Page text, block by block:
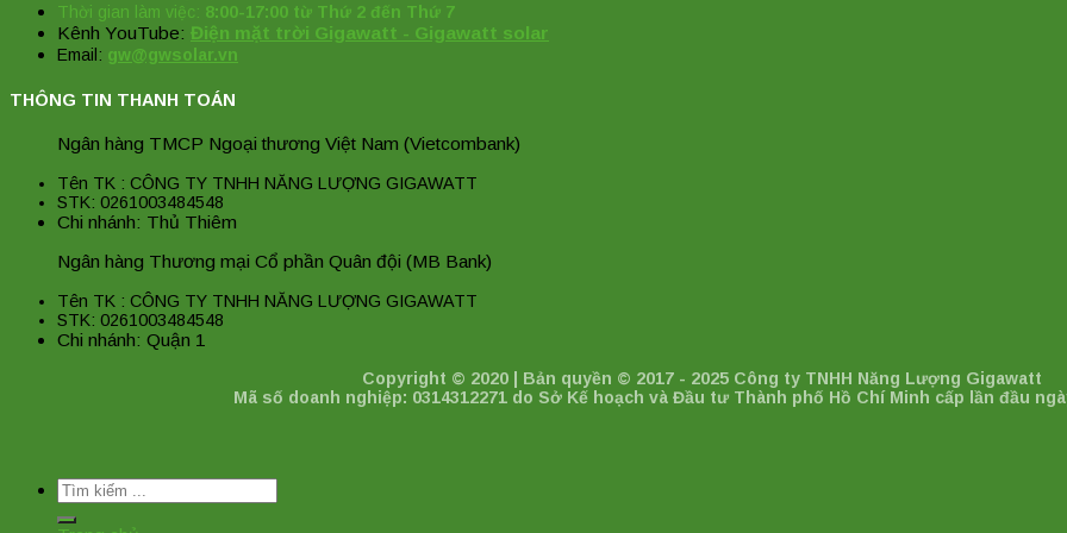
Thời gian làm việc: 8:00-17:00 từ Thứ 2 đến Thứ 7
Kênh YouTube: Điện mặt trời Gigawatt - Gigawatt solar
Email: gw@gwsolar.vn
THÔNG TIN THANH TOÁN
Ngân hàng TMCP Ngoại thương Việt Nam (Vietcombank)
Tên TK : CÔNG TY TNHH NĂNG LƯỢNG GIGAWATT
STK: 0261003484548
Chi nhánh: Thủ Thiêm
Ngân hàng Thương mại Cổ phần Quân đội (MB Bank)
Tên TK : CÔNG TY TNHH NĂNG LƯỢNG GIGAWATT
STK: 0261003484548
Chi nhánh: Quận 1
Copyright © 2020 | Bản quyền © 2017 - 2025 Công ty TNHH Năng Lượng Gigawatt
Mã số doanh nghiệp: 0314312271 do Sở Kế hoạch và Đầu tư Thành phố Hồ Chí Minh cấp lần đầu
Tìm
kiếm: